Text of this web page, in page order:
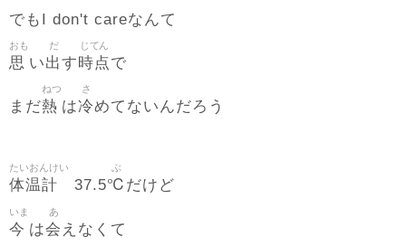
でもI don't careなんて
思
おも
い出
だ
す時点
じてん
で
まだ熱
ねつ
は冷
さ
めてないんだろう
体温計
たいおんけい
37.5℃
ぶ
だけど
今
いま
は会
あ
えなくて